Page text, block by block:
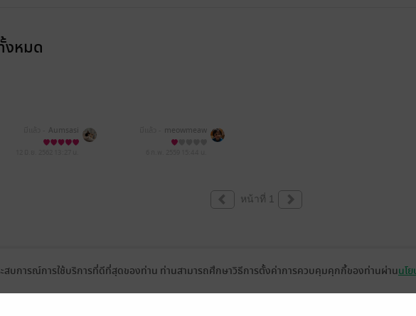
งหมด
Aumsasi meowmeaw
หน้าที่ 1
สบการณ์การใช้บริการที่ดีที่สุดของท่าน ท่านสามารถศึกษาวิธีการตั้งค่าการควบคุมคุกกี้ของท่านผ่านนโ